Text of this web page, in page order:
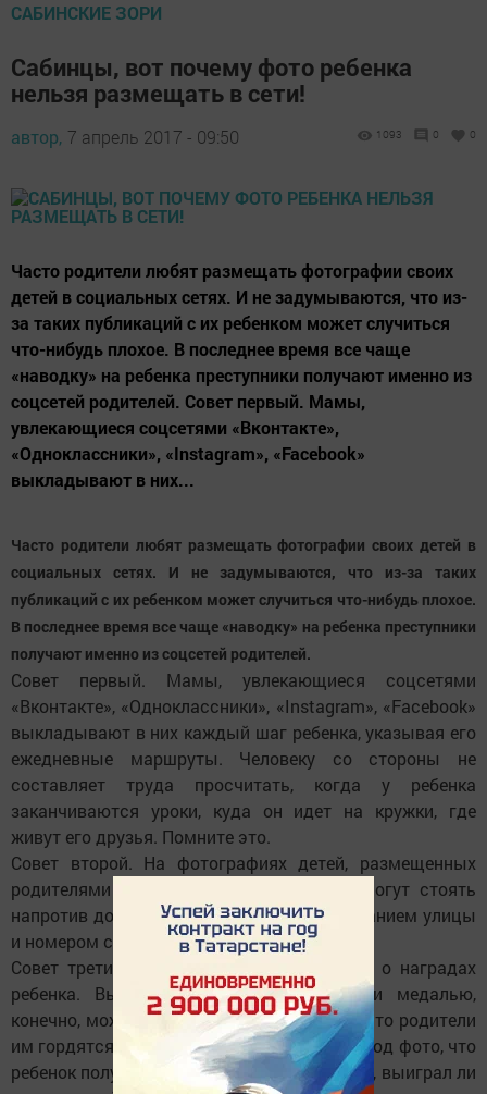
САБИНСКИЕ ЗОРИ
Сабинцы, вот почему фото ребенка
нельзя размещать в сети!
автор, 7 апрель 2017 - 09:50 1093 0 0
Часто родители любят размещать фотографии своих
детей в социальных сетях. И не задумываются, что из-
за таких публикаций с их ребенком может случиться
что-нибудь плохое. В последнее время все чаще
«наводку» на ребенка преступники получают именно из
соцсетей родителей. Совет первый. Мамы,
увлекающиеся соцсетями «Вконтакте»,
«Одноклассники», «Instagram», «Facebook»
выкладывают в них...
Часто родители любят размещать фотографии своих детей в
социальных сетях. И не задумываются, что из-за таких
публикаций с их ребенком может случиться что-нибудь плохое.
В последнее время все чаще «наводку» на ребенка преступники
получают именно из соцсетей родителей.
Совет первый. Мамы, увлекающиеся соцсетями
«Вконтакте», «Одноклассники», «Instagram», «Facebook»
выкладывают в них каждый шаг ребенка, указывая его
ежедневные маршруты. Человеку со стороны не
составляет труда просчитать, когда у ребенка
заканчиваются уроки, куда он идет на кружки, где
живут его друзья. Помните это.
Совет второй. На фотографиях детей, размещенных
родителями в социальных сетях, дети могут стоять
напротив дома, где видна табличка с названием улицы
и номером строения.
Совет третий. С осторожностью говорите о наградах
ребенка. Выставить фото с кубком или медалью,
конечно, можно. И ребенку будет приятно, что родители
им гордятся. Но нельзя писать в подписи под фото, что
ребенок получил помимо медали, например, выиграл ли